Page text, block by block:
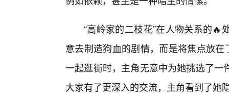
“高岭家的二枝花”在人物关系的
意去制造狗血的剧情，而是将焦点放
一起逛街时，主角无意中为她挑选了
大家有了更深入的交流，主角看到了她